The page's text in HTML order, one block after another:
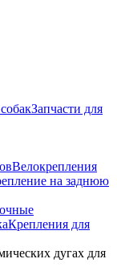
Запчасти для
Велокрепления
на заднюю
Крепления для
дугах для